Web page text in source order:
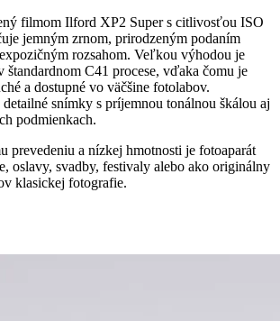
filmom Ilford XP2 Super s citlivosťou ISO
jemným zrnom, prirodzeným podaním
rozsahom. Veľkou výhodou je
C41 procese, vďaka čomu je
a dostupné vo väčšine fotolabov.
snímky s príjemnou tonálnou škálou aj
podmienkach.
prevedeniu a nízkej hmotnosti je fotoaparát
oslavy, svadby, festivaly alebo ako originálny
klasickej fotografie.